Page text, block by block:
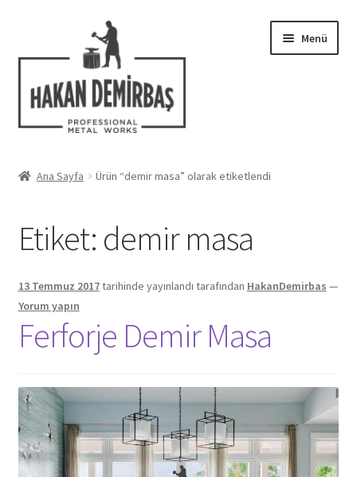
Menü
Uygulamalar
Blog
İletişim
Ana Sayfa Ürün “demir masa” olarak etiketlendi
Etiket: demir masa
13 Temmuz 2017tarihinde yayınlandı tarafından HakanDemirbas —
Yorum yapın
Ferforje Demir Masa